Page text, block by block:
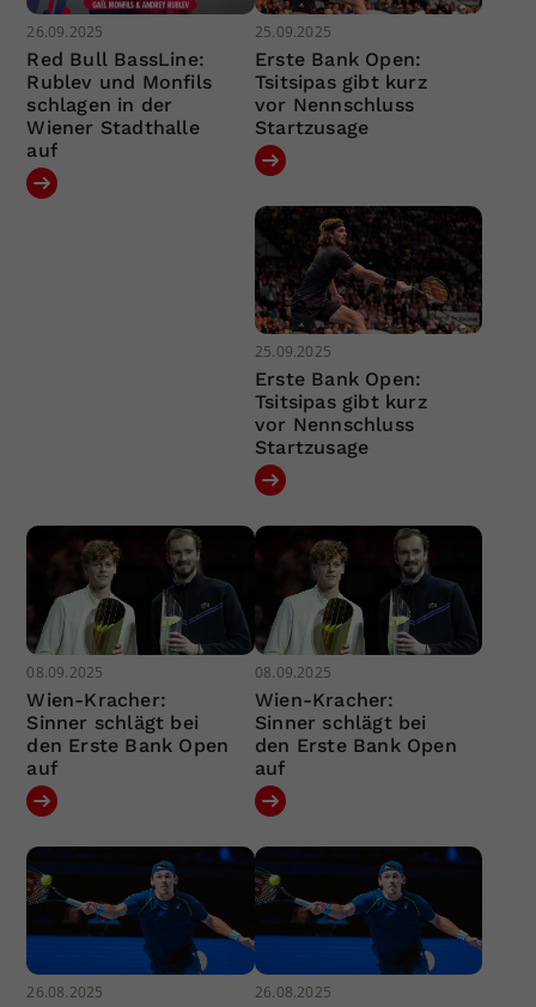
26.09.2025
Red Bull BassLine:
Rublev und Monfils
schlagen in der
Wiener Stadthalle
auf
25.09.2025
Erste Bank Open:
Tsitsipas gibt kurz
vor Nennschluss
Startzusage
25.09.2025
Erste Bank Open:
Tsitsipas gibt kurz
vor Nennschluss
Startzusage
08.09.2025
Wien-Kracher:
Sinner schlägt bei
den Erste Bank Open
auf
08.09.2025
Wien-Kracher:
Sinner schlägt bei
den Erste Bank Open
auf
26.08.2025 26.08.2025